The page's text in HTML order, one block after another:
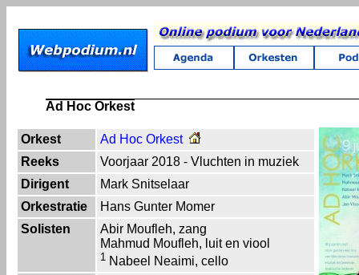
Ad Hoc Orkest
Orkest
Ad Hoc Orkest
Reeks
Voorjaar 2018 - Vluchten in muziek
Dirigent
Mark Snitselaar
Orkestratie
Hans Gunter Momer
Solisten
Abir Moufleh, zang
Mahmud Moufleh, luit en viool
1 Nabeel Neaimi, cello